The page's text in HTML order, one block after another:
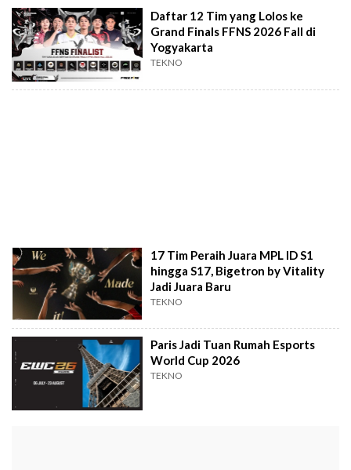
Daftar 12 Tim yang Lolos ke
Grand Finals FFNS 2026 Fall di
Yogyakarta
TEKNO
17 Tim Peraih Juara MPL ID S1
hingga S17, Bigetron by Vitality
Jadi Juara Baru
TEKNO
Paris Jadi Tuan Rumah Esports
World Cup 2026
TEKNO